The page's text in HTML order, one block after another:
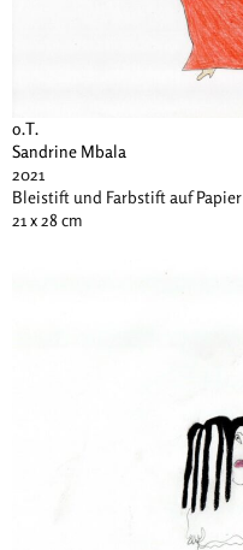
o.T.
Sandrine Mbala
2021
Bleistift und Farbstift auf Papier
21 x 28 cm